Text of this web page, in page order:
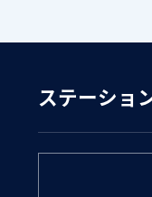
ステーショ